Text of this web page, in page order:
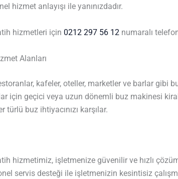
hizmet anlayışı ile yanınızdadır.
hizmetleri için 0212 297 56 12 numaralı
Alanları
kafeler, oteller, marketler ve barlar gibi
için geçici veya uzun dönemli buz makinesi
türlü buz ihtiyacınızı karşılar.
hizmetimiz, işletmenize güvenilir ve hızlı
servis desteği ile işletmenizin kesintisiz